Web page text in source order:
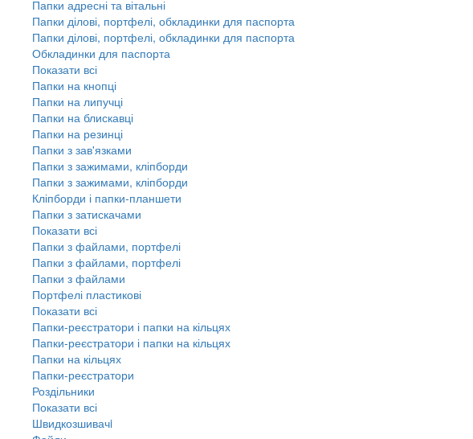
Папки адресні та вітальні
Папки ділові, портфелі, обкладинки для паспорта
Папки ділові, портфелі, обкладинки для паспорта
Обкладинки для паспорта
Показати всі
Папки на кнопці
Папки на липучці
Папки на блискавці
Папки на резинці
Папки з зав'язками
Папки з зажимами, кліпборди
Папки з зажимами, кліпборди
Кліпборди і папки-планшети
Папки з затискачами
Показати всі
Папки з файлами, портфелі
Папки з файлами, портфелі
Папки з файлами
Портфелі пластикові
Показати всі
Папки-реєстратори і папки на кільцях
Папки-реєстратори і папки на кільцях
Папки на кільцях
Папки-реєстратори
Роздільники
Показати всі
Швидкозшивачi